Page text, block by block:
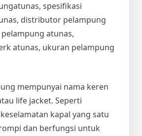
spesifikasi
distributor pelampung
atunas,
atunas, ukuran pelampung
mempunyai nama keren
life jacket. Seperti
kapal yang satu
dan berfungsi untuk